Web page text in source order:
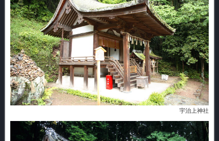
宇治上神社